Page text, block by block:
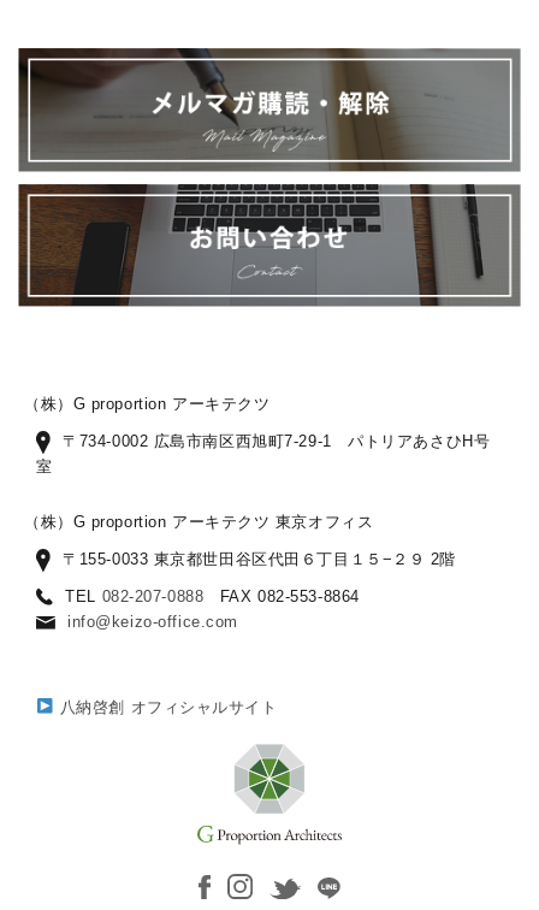
（株）G proportion アーキテクツ
〒734-0002 広島市南区西旭町7-29-1 パトリアあさひH号
室
（株）G proportion アーキテクツ 東京オフィス
〒155-0033 東京都世田谷区代田６丁目１５−２９ 2階
TEL 082-207-0888 FAX 082-553-8864
info@keizo-office.com
八納啓創 オフィシャルサイト